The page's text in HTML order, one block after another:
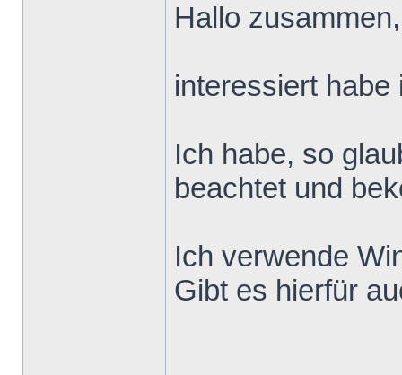
Hallo zusammen,
interessiert
Ich habe, so
beachtet und
Ich verwende
Gibt es hierfür